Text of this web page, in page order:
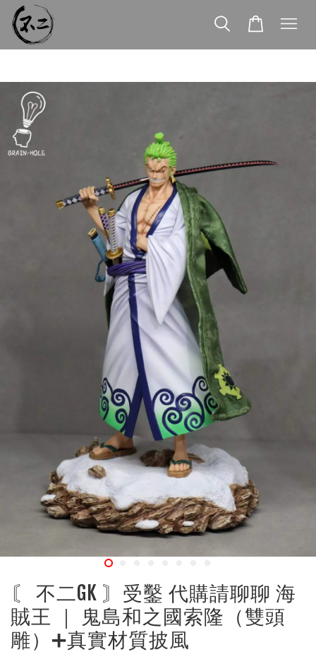
〘 不二GK 〙受鑿 代購請聊聊 海
賊王 ｜ 鬼島和之國索隆（雙頭
雕）➕真實材質披風